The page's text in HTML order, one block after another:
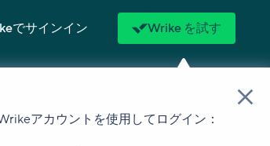
でサインイン Wrike を試す
アカウントを使用してログイン：